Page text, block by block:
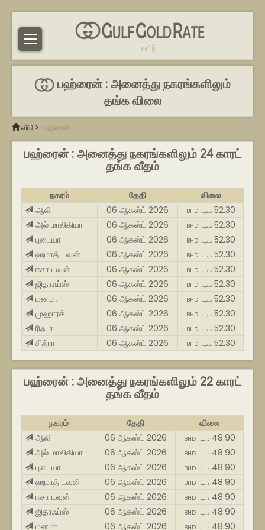
தமிழ்
பஹ்ரைன் : அனைத்து நகரங்களிலும்
தங்க விலை
வீடு > பஹ்ரைன்
பஹ்ரைன் : அனைத்து நகரங்களிலும் 24 காரட்
தங்க வீதம்
நகரம் தேதி
விலை
ஆலி
06 ஆகஸ்ட் 2026 BHD .د.ب 52.30
அல் மாலிகியா
06 ஆகஸ்ட் 2026 BHD .د.ب 52.30
புடையா
06 ஆகஸ்ட் 2026 BHD .د.ب 52.30
ஹமாத் டவுன்
06 ஆகஸ்ட் 2026 BHD .د.ب 52.30
ஈசா டவுன்
06 ஆகஸ்ட் 2026 BHD .د.ب 52.30
ஜிதாஃப்ஸ்
06 ஆகஸ்ட் 2026 BHD .د.ب 52.30
மனமா
06 ஆகஸ்ட் 2026 BHD .د.ب 52.30
முஹாரக்
06 ஆகஸ்ட் 2026 BHD .د.ب 52.30
ரிஃபா
06 ஆகஸ்ட் 2026 BHD .د.ب 52.30
சித்ரா
06 ஆகஸ்ட் 2026 BHD .د.ب 52.30
பஹ்ரைன் : அனைத்து நகரங்களிலும் 22 காரட்
தங்க வீதம்
நகரம் தேதி
விலை
ஆலி
06 ஆகஸ்ட் 2026 BHD .د.ب 48.90
அல் மாலிகியா
06 ஆகஸ்ட் 2026 BHD .د.ب 48.90
புடையா
06 ஆகஸ்ட் 2026 BHD .د.ب 48.90
ஹமாத் டவுன்
06 ஆகஸ்ட் 2026 BHD .د.ب 48.90
ஈசா டவுன்
06 ஆகஸ்ட் 2026 BHD .د.ب 48.90
ஜிதாஃப்ஸ்
06 ஆகஸ்ட் 2026 BHD .د.ب 48.90
மனமா
06 ஆகஸ்ட் 2026 BHD .د.ب 48.90